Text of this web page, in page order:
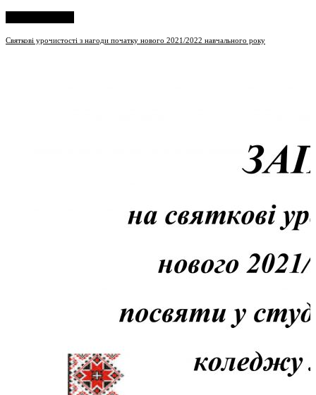
Cвяткові урочистості з нагоди початку нового 2021/2022 навчального року